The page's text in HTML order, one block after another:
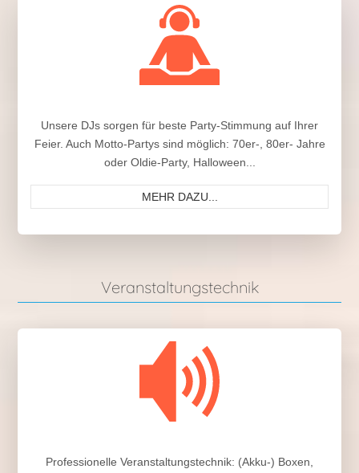
Unsere DJs sorgen für beste Party-Stimmung auf Ihrer
Feier. Auch Motto-Partys sind möglich: 70er-, 80er- Jahre
oder Oldie-Party, Halloween...
MEHR DAZU...
Veranstaltungstechnik
Professionelle Veranstaltungstechnik: (Akku-) Boxen,